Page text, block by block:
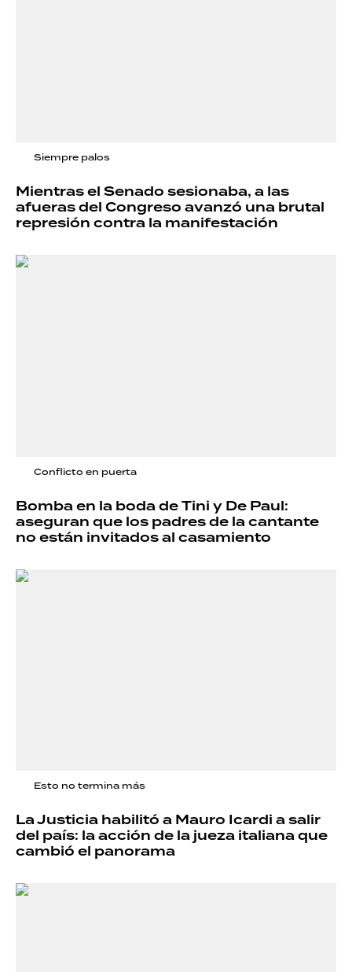
Siempre palos
Mientras el Senado sesionaba, a las
afueras del Congreso avanzó una brutal
represión contra la manifestación
Conflicto en puerta
Bomba en la boda de Tini y De Paul:
aseguran que los padres de la cantante
no están invitados al casamiento
Esto no termina más
La Justicia habilitó a Mauro Icardi a salir
del país: la acción de la jueza italiana que
cambió el panorama